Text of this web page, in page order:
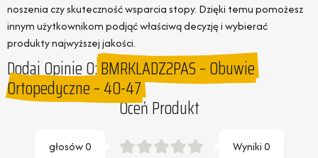
noszenia czy skuteczność wsparcia stopy. Dzięki temu pomożesz
innym użytkownikom podjąć właściwą decyzję i wybierać
produkty najwyższej jakości.
Dodaj Opinie O:BMRKLADZ2PAS – Obuwie
Ortopedyczne – 40-47
Oceń Produkt
Wyniki0
głosów0